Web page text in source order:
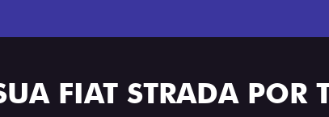
FIAT STRADA POR